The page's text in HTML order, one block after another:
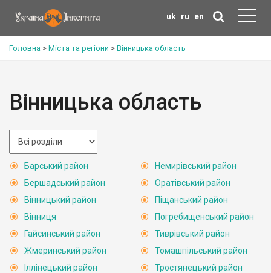
uk ru en
Головна > Міста та регіони > Вінницька область
Вінницька область
Барський район
Бершадський район
Вінницький район
Вінниця
Гайсинський район
Жмеринський район
Іллінецький район
Немирівський район
Оратівський район
Піщанський район
Погребищенський район
Тиврівський район
Томашпільський район
Тростянецький район